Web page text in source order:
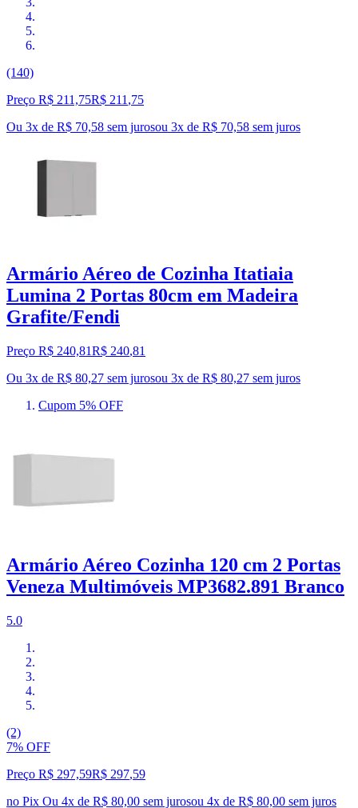
(140)
Preço R$ 211,75R$ 211 ,75
Ou 3x de R$ 70,58 sem jurosou 3x de R$ 70,58 sem juros
Armário Aéreo de Cozinha Itatiaia
Lumina 2 Portas 80cm em Madeira
Grafite/Fendi
Preço R$ 240,81R$ 240,81
Ou 3x de R$ 80,27 sem jurosou 3x de R$ 80,27 sem juros
Cupom 5% OFF
Armário Aéreo Cozinha 120 cm 2 Portas
Veneza Multimóveis MP3682.891 Branco
5.0
(2)
7% OFF
Preço R$ 297,59R$ 297,59
no Pix Ou 4x de R$ 80,00 sem jurosou 4x de R$ 80,00 sem juros